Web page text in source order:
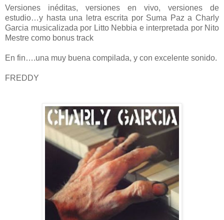
Versiones inéditas, versiones en vivo, versiones de
estudio…y hasta una letra escrita por Suma Paz a Charly
Garcia musicalizada por Litto Nebbia e interpretada por Nito
Mestre como bonus track
En fin….una muy buena compilada, y con excelente sonido.
FREDDY